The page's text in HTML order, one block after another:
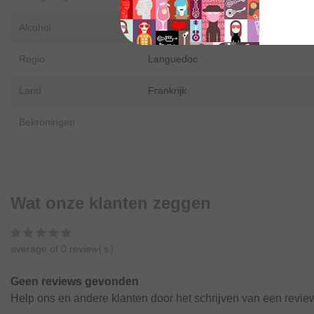
Alcohol
%
Regio
Languedoc
Land
Frankrijk
Bekroningen
perfect zijn aangepast aan hun
omgeving. De druiven zijn
Excl.
Wat onze klanten zeggen
average of 0 review(s)
Geen reviews gevonden
Help ons en andere klanten door het schrijven van een